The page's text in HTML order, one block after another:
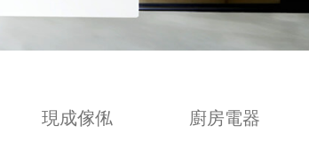
現成傢俬 廚房電器